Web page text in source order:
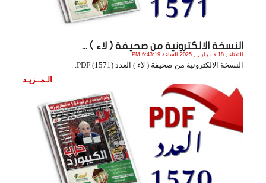
النسخة الالكترونية من صحيفة ( لاء ) ...
الثلاثاء , 18 فـبـرايـر , 2025 الساعة 6:43:19 PM
النسخة الالكترونية من صحيفة ( لاء ) العدد (1571) PDF. .
الـمــزيـد